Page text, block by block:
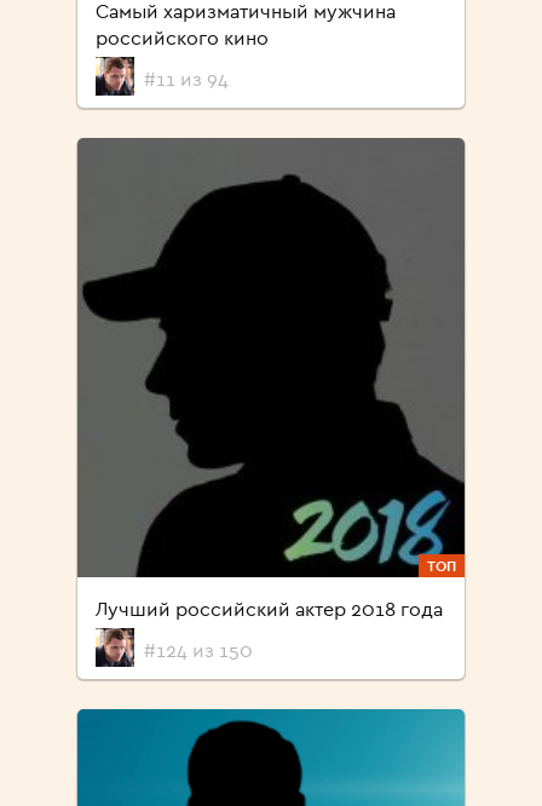
Самый харизматичный мужчина
российского кино
#11 из 94
ТОП
Лучший российский актер 2018 года
#124 из 150